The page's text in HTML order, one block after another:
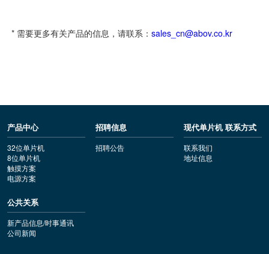
* 需要更多有关产品的信息，请联系： sales_cn@abov.co.kr
产品中心
32位单片机
8位单片机
触摸方案
电源方案
招聘信息
招聘公告
现代单片机 联系方式
联系我们
地址信息
公共关系
新产品信息/时事通讯
公司新闻